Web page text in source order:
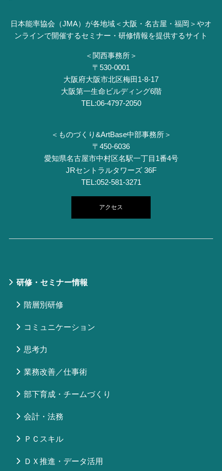
日本能率協会（JMA）が各地域＜大阪・名古屋・福岡＞やオ
ンラインで開催するセミナー・研修情報を提供するサイト
＜関西事務所＞
〒530-0001
⼤阪府⼤阪市北区梅⽥1-8-17
⼤阪第⼀⽣命ビルディング6階
TEL:06-4797-2050
＜ものづくり&ArtBase中部事務所＞
〒450-6036
愛知県名古屋市中村区名駅一丁目1番4号
JRセントラルタワーズ 36F
TEL:052-581-3271
アクセス
研修・セミナー情報
階層別研修
コミュニケーション
思考力
業務改善／仕事術
部下育成・チームづくり
会計・法務
ＰＣスキル
ＤＸ推進・データ活用